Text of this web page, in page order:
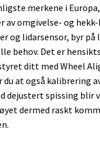
merkene i Europa,
av omgivelse- og
og lidarsensor, byr på
behov. Det er
ditt med Wheel
du at også kalibrering
dejustert spissing blir
dermed raskt